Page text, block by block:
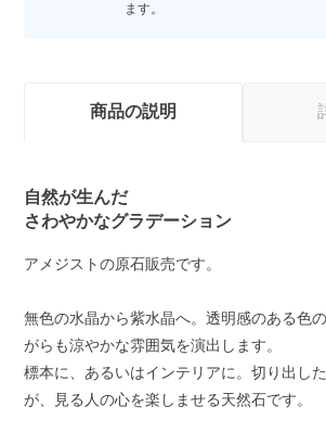
ます。
商品の説明
自然が生んだ
さわやかなグラデーション
アメジストの原石販売です。
無色の水晶から紫水晶へ。透明感のある色
がらも涼やかな雰囲気を演出します。
標本に、あるいはインテリアに。切り出し
が、見る人の心を楽しませる天然石です。